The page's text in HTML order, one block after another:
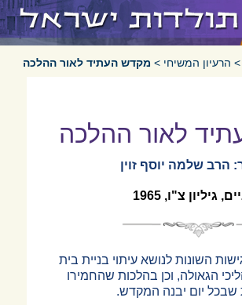
> הרעיון המשיחי > מקדש העתיד לאור ההלכה
לאור ההלכה
הרב שלמה יוסף זוין
גיליון צ"ו, 1965
השונות לנושא עיתוי בניית בית
הגאולה, וכן בהלכות שהחמירו
שבכל יום יבנה המקדש.